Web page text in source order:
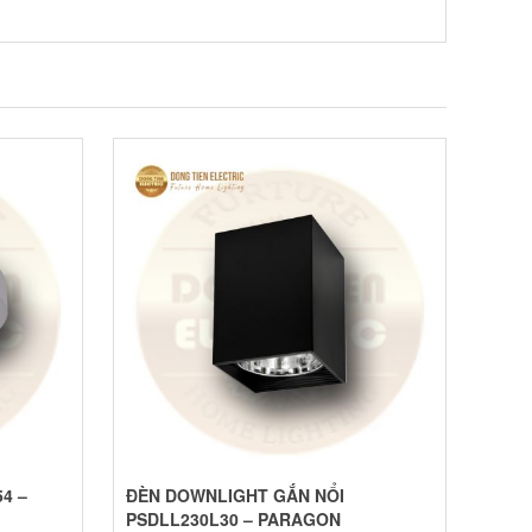
–
ĐÈN DOWNLIGHT GẮN NỔI
PSDLL230L30 – PARAGON